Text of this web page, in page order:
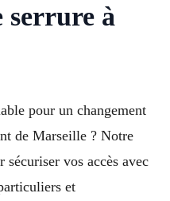
serrure à
pour un changement
de Marseille ? Notre
sécuriser vos accès avec
et